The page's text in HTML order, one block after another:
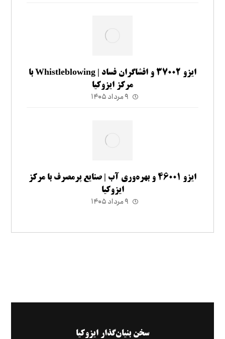
ایزو ۳۷۰۰۲ و افشاگران فساد | Whistleblowing با
مرکز ایزوکیا
۹ مرداد ۱۴۰۵
ایزو ۴۶۰۰۱ و بهره‌وری آب | صنایع پرمصرف با مرکز
ایزوکیا
۹ مرداد ۱۴۰۵
سخن بنیان‌گذار ایزوکیا